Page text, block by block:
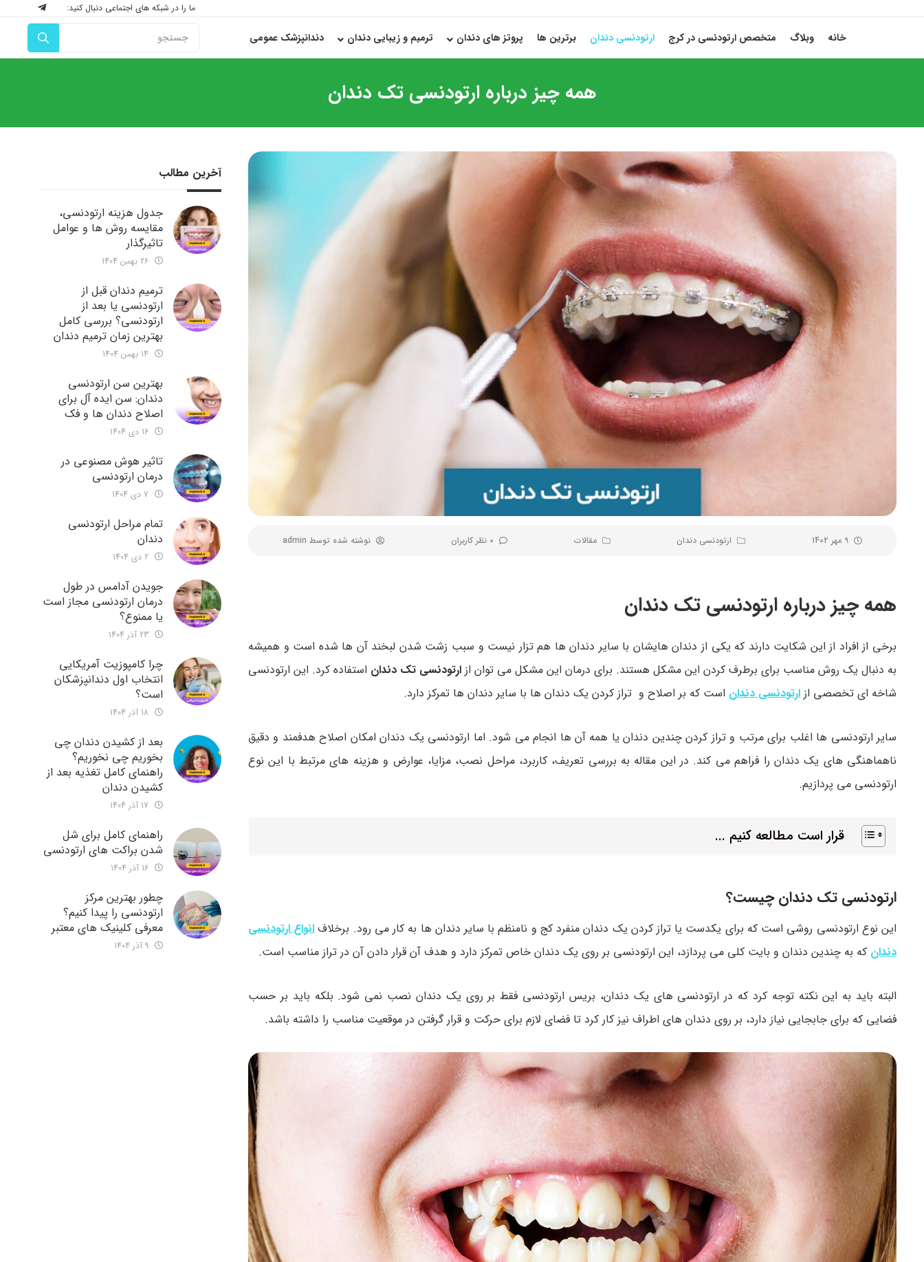
ما را در شبکه های اجتماعی دنبال کنید:
خانه وبلاگ متخصص ارتودنسی در کرج ارتودنسی دندان برترین ها پروتز های دندان ترمیم و زیبایی دندان دندانپزشک عمومی
همه چیز درباره ارتودنسی تک دندان
9 مهر 1402 ارتودنسی دندان مقالات 0 نظر کاربران نوشته شده توسط admin
همه چیز درباره ارتودنسی تک دندان
برخی از افراد از این شکایت دارند که یکی از دندان هایشان با سایر دندان ها هم تزار نیست و سبب زشت شدن لبخند آن ها شده است و همیشه
به دنبال یک روش مناسب برای برطرف کردن این مشکل هستند. برای درمان این مشکل می توان از ارتودنسی تک دندان استفاده کرد. این ارتودنسی
شاخه ای تخصصی از ارتودنسی دندان است که بر اصلاح و تراز کردن یک دندان ها با سایر دندان ها تمرکز دارد.
سایر ارتودنسی ها اغلب برای مرتب و تراز کردن چندین دندان یا همه آن ها انجام می شود. اما ارتودنسی یک دندان امکان اصلاح هدفمند و دقیق
ناهماهنگی های یک دندان را فراهم می کند. در این مقاله به بررسی تعریف، کاربرد، مراحل نصب، مزایا، عوارض و هزینه های مرتبط با این نوع
ارتودنسی می پردازیم.
قرار است مطالعه کنیم ...
ارتودنسی تک دندان چیست؟
این نوع ارتودنسی روشی است که برای یکدست یا تراز کردن یک دندان منفرد کج و نامنظم با سایر دندان ها به کار می رود. برخلافانواع ارتودنسی
دندان که به چندین دندان و بایت کلی می پردازد، این ارتودنسی بر روی یک دندان خاص تمرکز دارد و هدف آن قرار دادن آن در تراز مناسب است.
البته باید به این نکته توجه کرد که در ارتودنسی های یک دندان، بریس ارتودنسی فقط بر روی یک دندان نصب نمی شود. بلکه باید بر حسب
فضایی که برای جابجایی نیاز دارد، بر روی دندان های اطراف نیز کار کرد تا فضای لازم برای حرکت و قرار گرفتن در موقعیت مناسب را داشته باشد.
آخرین مطالب
جدول هزینه ارتودنسی،
مقایسه روش ها و عوامل
تاثیرگذار
ترمیم دندان قبل از
ارتودنسی یا بعد از
ارتودنسی؟ بررسی کامل
بهترین زمان ترمیم دندان
بهترین سن ارتودنسی
دندان: سن ایده آل برای
اصلاح دندان ها و فک
تاثیر هوش مصنوعی در
درمان ارتودنسی
تمام مراحل ارتودنسی
دندان
جویدن آدامس در طول
درمان ارتودنسی مجاز است
یا ممنوع؟
چرا کامپوزیت آمریکایی
انتخاب اول دندانپزشکان
است؟
بعد از کشیدن دندان چی
بخوریم چی نخوریم؟
راهنمای کامل تغذیه بعد از
کشیدن دندان
راهنمای کامل برای شل
شدن براکت های ارتودنسی
چطور بهترین مرکز
ارتودنسی را پیدا کنیم؟
معرفی کلینیک های معتبر